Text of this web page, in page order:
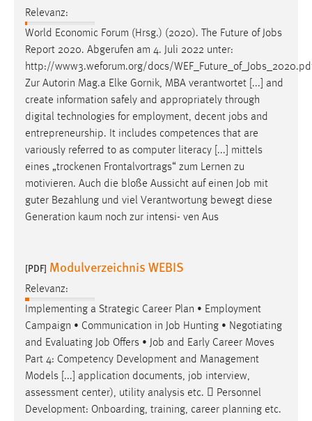
Relevanz:
World Economic Forum (Hrsg.) (2020). The Future of Jobs
Report 2020. Abgerufen am 4. Juli 2022 unter:
http://www3.weforum.org/docs/WEF_Future_of_ Jobs
Zur Autorin Mag.a Elke Gornik, MBA verantwortet [...] and
create information safely and appropriately through
digital technologies for employment, decent jobs and
entrepreneurship. It includes competences that are
variously referred to as computer literacy [...] mittels
eines „trockenen Frontalvortrags“ zum Lernen zu
motivieren. Auch die bloße Aussicht auf einen Job mit
guter Bezahlung und viel Verantwortung bewegt diese
Generation kaum noch zur intensi- ven Aus
[PDF] Modulverzeichnis WEBIS
Relevanz:
Implementing a Strategic Career Plan • Employment
Campaign • Communication in Job Hunting • Negotiating
and Evaluating Job Offers • Job and Early Career Moves
Part 4: Competency Development and Management
Models [...] application documents, job interview,
assessment center), utility analysis etc.  Personnel
Development: Onboarding, training, career planning etc.
Name:
_pk_ref, _pk_cvar, _pk_id, _pk_ses
Zweck:
Cookie Laufzeit:
Max. 13 Monate
MARKETING
Sie tun dies, indem sie Besucher über Websites
hinweg verfolgen.
Google Ads
Name:
_gcl_au
Anbieter:
Google Ireland Limited